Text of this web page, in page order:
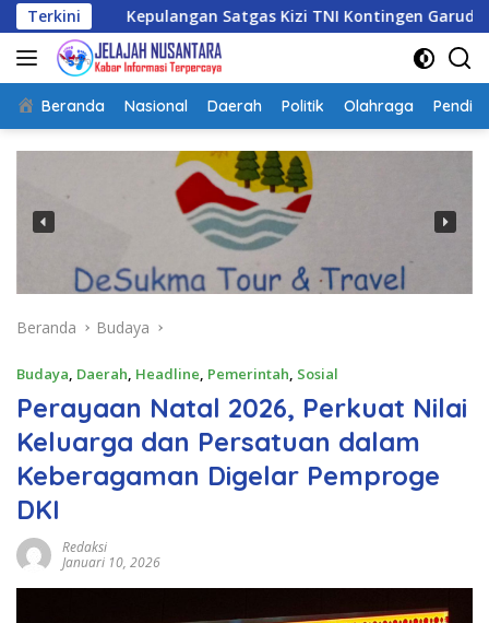
Langsung
ke
konten
Terkini Satgas Kizi TNI Kontingen Garuda XX-V
Beranda Nasional Daerah Politik Olahraga
Beranda Budaya
Budaya, Daerah, Headline, Pemerintah, Sosial
Perayaan Natal 2026, Perkuat Nilai
Keluarga dan Persatuan dalam
Keberagaman Digelar Pemproge
DKI
Redaksi
Januari 10, 2026